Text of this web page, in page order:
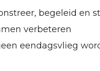
begeleid en
verbeteren
eendagsvlieg